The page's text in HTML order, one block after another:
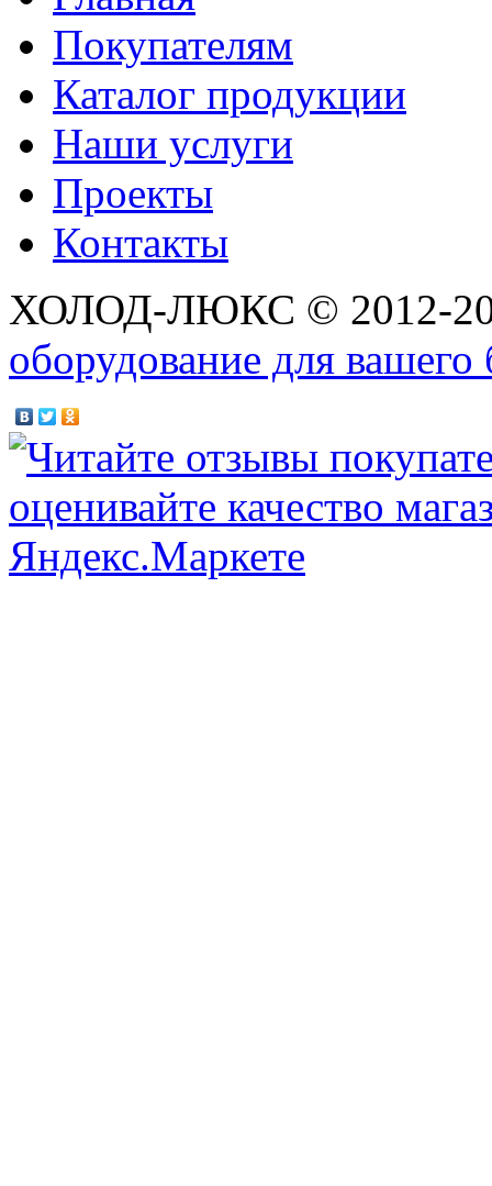
Покупателям
Каталог продукции
Наши услуги
Проекты
Контакты
ХОЛОД-ЛЮКС © 2012-
оборудование для вашего